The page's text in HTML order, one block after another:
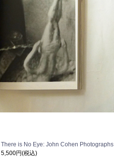
There is No Eye: John Cohen Photographs
5,500円(税込)